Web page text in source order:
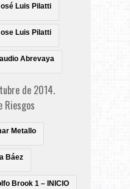
Luis Pilatti
Luis Pilatti
Abrevaya
de 2014.
Riesgos
Metallo
Báez
Brook 1 – INICIO